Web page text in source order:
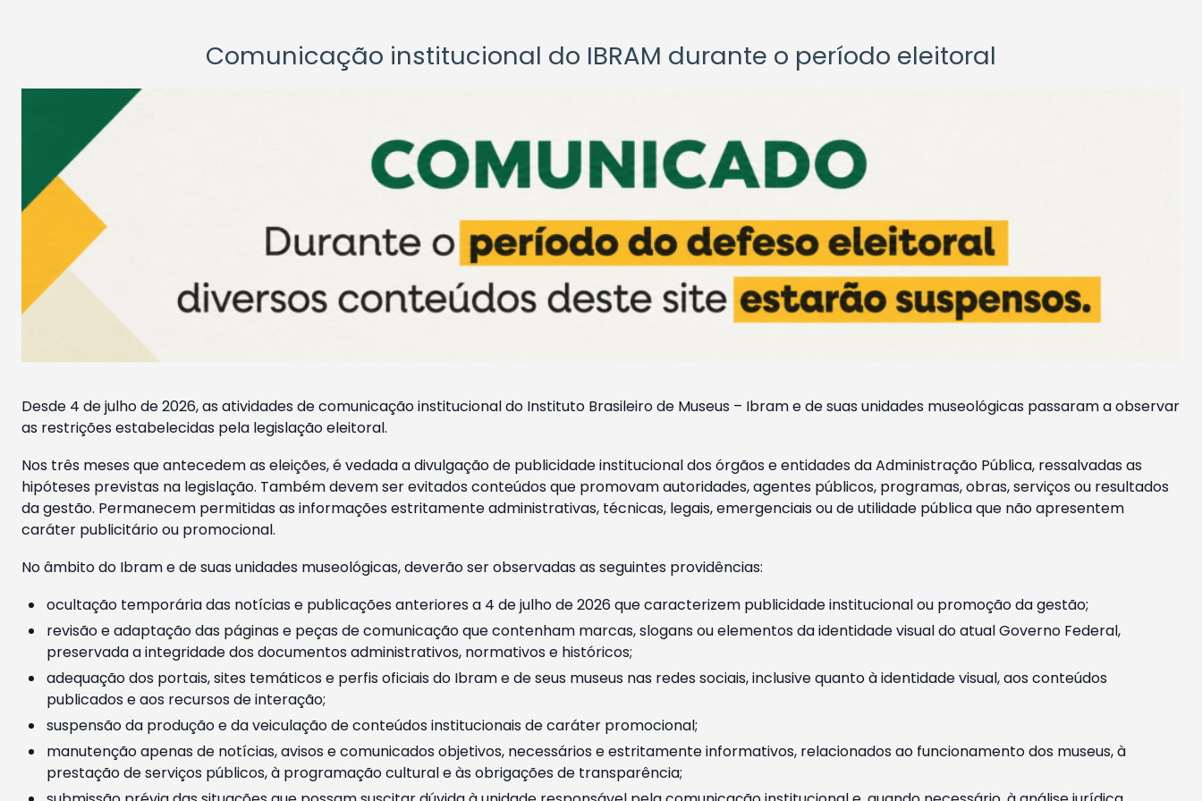
Comunicação institucional do IBRAM durante o período eleitoral
Desde 4 de julho de 2026, as atividades de comunicação institucional do Instituto Brasileiro de Museus – Ibram e de suas unidades museológicas passaram a observar
as restrições estabelecidas pela legislação eleitoral.
Nos três meses que antecedem as eleições, é vedada a divulgação de publicidade institucional dos órgãos e entidades da Administração Pública, ressalvadas as
hipóteses previstas na legislação. Também devem ser evitados conteúdos que promovam autoridades, agentes públicos, programas, obras, serviços ou resultados
da gestão. Permanecem permitidas as informações estritamente administrativas, técnicas, legais, emergenciais ou de utilidade pública que não apresentem
caráter publicitário ou promocional.
No âmbito do Ibram e de suas unidades museológicas, deverão ser observadas as seguintes providências:
ocultação temporária das notícias e publicações anteriores a 4 de julho de 2026 que caracterizem publicidade institucional ou promoção da gestão;
revisão e adaptação das páginas e peças de comunicação que contenham marcas, slogans ou elementos da identidade visual do atual Governo Federal,
preservada a integridade dos documentos administrativos, normativos e históricos;
adequação dos portais, sites temáticos e perfis oficiais do Ibram e de seus museus nas redes sociais, inclusive quanto à identidade visual, aos conteúdos
publicados e aos recursos de interação;
suspensão da produção e da veiculação de conteúdos institucionais de caráter promocional;
manutenção apenas de notícias, avisos e comunicados objetivos, necessários e estritamente informativos, relacionados ao funcionamento dos museus, à
prestação de serviços públicos, à programação cultural e às obrigações de transparência;